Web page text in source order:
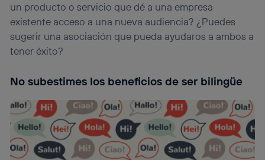
un producto o servicio que dé a una empresa
existente acceso a una nueva audiencia? ¿Puedes
sugerir una asociación que pueda ayudaros a ambos a
tener éxito?
No subestimes los beneficios de ser bilingüe